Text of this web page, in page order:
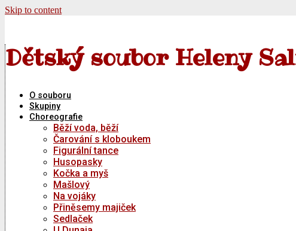
Skip to content
Dětský soubor Heleny
O souboru
Skupiny
Choreografie
Běží voda, běží
Čarování s kloboukem
Figurální tance
Husopasky
Kočka a myš
Mašlový
Na vojáky
Přiněsemy majiček
Sedlaček